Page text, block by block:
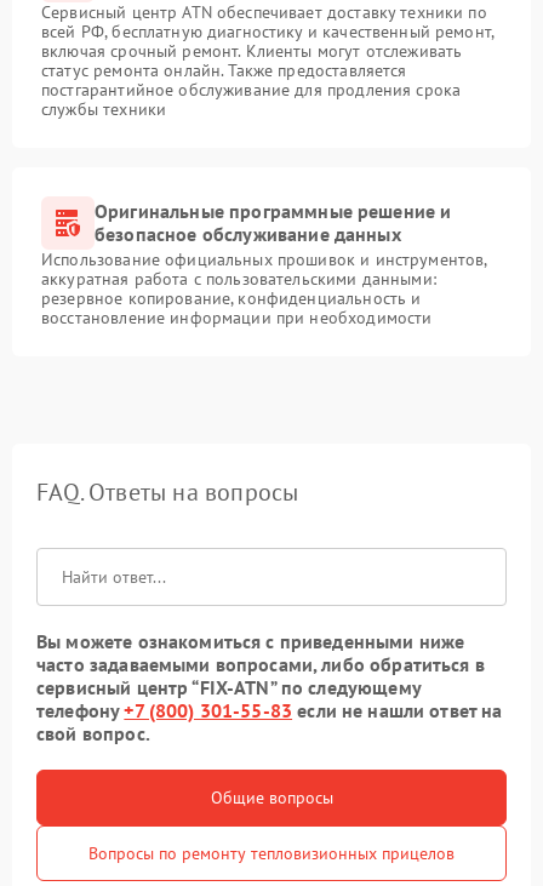
Сервисный центр ATN обеспечивает доставку техники по
всей РФ, бесплатную диагностику и качественный ремонт,
включая срочный ремонт. Клиенты могут отслеживать
статус ремонта онлайн. Также предоставляется
постгарантийное обслуживание для продления срока
службы техники
Оригинальные программные решение и
безопасное обслуживание данных
Использование официальных прошивок и инструментов,
аккуратная работа с пользовательскими данными:
резервное копирование, конфиденциальность и
восстановление информации при необходимости
FAQ. Ответы на вопросы
Вы можете ознакомиться с приведенными ниже
часто задаваемыми вопросами, либо обратиться в
сервисный центр “FIX-ATN” по следующему
телефону+7 (800) 301-55-83 если не нашли ответ на
свой вопрос.
Общие вопросы
Вопросы по ремонту тепловизионных прицелов